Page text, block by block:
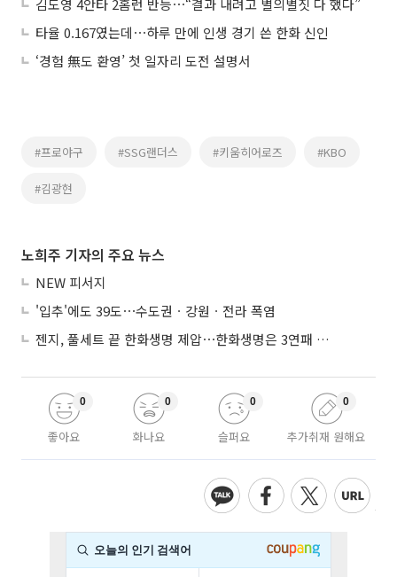
김도영 4안타 2홈런 반등⋯“결과 내려고 별의별짓 다 했다”
타율 0.167였는데⋯하루 만에 인생 경기 쓴 한화 신인
‘경험 無도 환영’ 첫 일자리 도전 설명서
#프로야구 #SSG랜더스 #키움히어로즈 #KBO
#김광현
노희주 기자의 주요 뉴스
NEW 피서지
'입추'에도 39도⋯수도권ㆍ강원ㆍ전라 폭염
젠지, 풀세트 끝 한화생명 제압⋯한화생명은 3연패 수렁
좋아요
0
화나요
0
슬퍼요
0
추가취재 원해요
0